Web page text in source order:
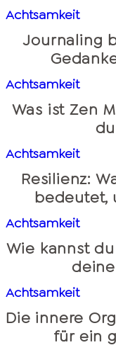
Achtsamkeit
Journaling
Achtsamkeit
Was ist Zen
Achtsamkeit
Resilienz:
bedeutet,
Achtsamkeit
Wie kannst
Achtsamkeit
Die innere
für ein